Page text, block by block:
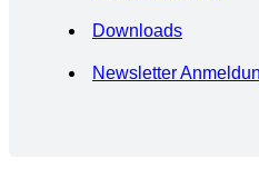
Downloads
Newsletter